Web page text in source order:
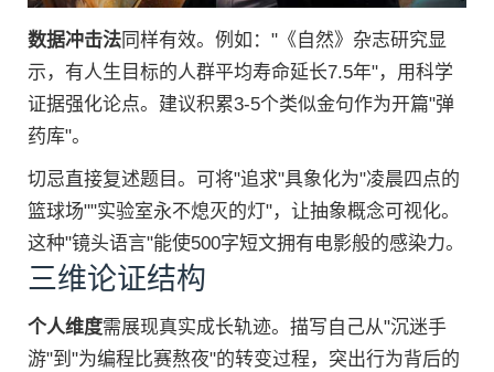
数据冲击法 同样有效。例如："《自然》杂志研究显
示，有人生目标的人群平均寿命延长7.5年"，用科学
证据强化论点。建议积累3-5个类似金句作为开篇"弹
药库"。
切忌直接复述题目。可将"追求"具象化为"凌晨四点的
篮球场""实验室永不熄灭的灯"，让抽象概念可视化。
这种"镜头语言"能使500字短文拥有电影般的感染力。
三维论证结构
个人维度需展现真实成长轨迹。描写自己从"沉迷手
游"到"为编程比赛熬夜"的转变过程，突出行为背后的